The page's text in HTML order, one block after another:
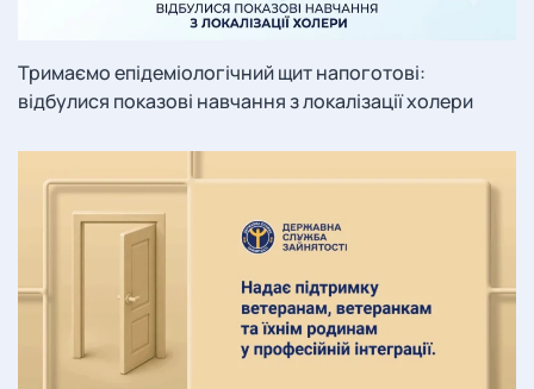
Тримаємо епідеміологічний щит напоготові:
відбулися показові навчання з локалізації холери